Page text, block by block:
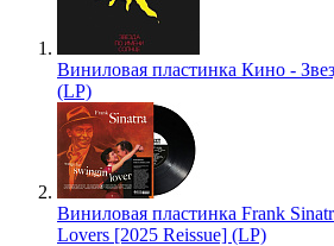
Виниловая пластинка Кино -
(LP)
Виниловая пластинка Frank
Lovers [2025 Reissue] (LP)